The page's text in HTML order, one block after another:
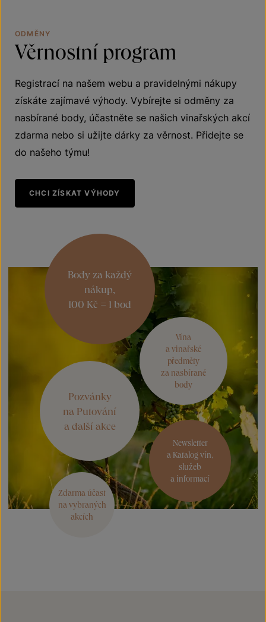
ODMĚNY
Věrnostníprogram
Registrací na našem webu a pravidelnými nákupy
získáte zajímavé výhody. Vybírejte si odměny za
nasbírané body, účastněte se našich vinařských akcí
zdarma nebo si užijte dárky za věrnost. Přidejte se
do našeho týmu!
CHCI ZÍSKAT VÝHODY
Body za každý
nákup,
100 Kč = 1 bod
Vína
a vinařské
předměty
za nasbírané
body
Pozvánky
na Putování
a další akce
Zdarma účast
na vybraných
akcích
Newsletter
a Katalog vín,
služeb
a informací